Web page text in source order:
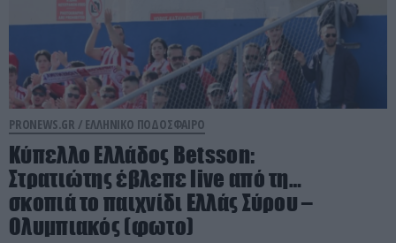
PRONEWS.GR / ΕΛΛΗΝΙΚΟ ΠΟΔΟΣΦΑΙΡΟ
Κύπελλο Ελλάδος Betsson:
Στρατιώτης έβλεπε live από τη…
σκοπιά το παιχνίδι Ελλάς Σύρου –
Ολυμπιακός (φωτο)